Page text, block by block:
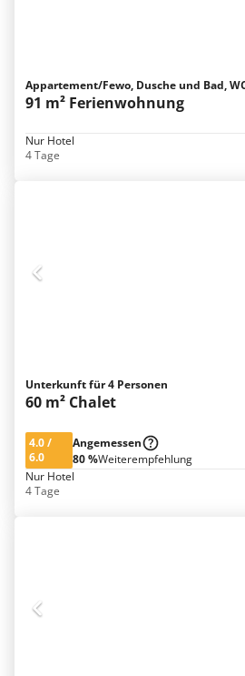
Appartement/Fewo, Dusche und Bad,
91 m² Ferienwohnung
Nur Hotel
4 Tage
Unterkunft für 4 Personen
60 m² Chalet
4.0/
6.0
Angemessen
80 %Weiterempfehlung
Nur Hotel
4 Tage